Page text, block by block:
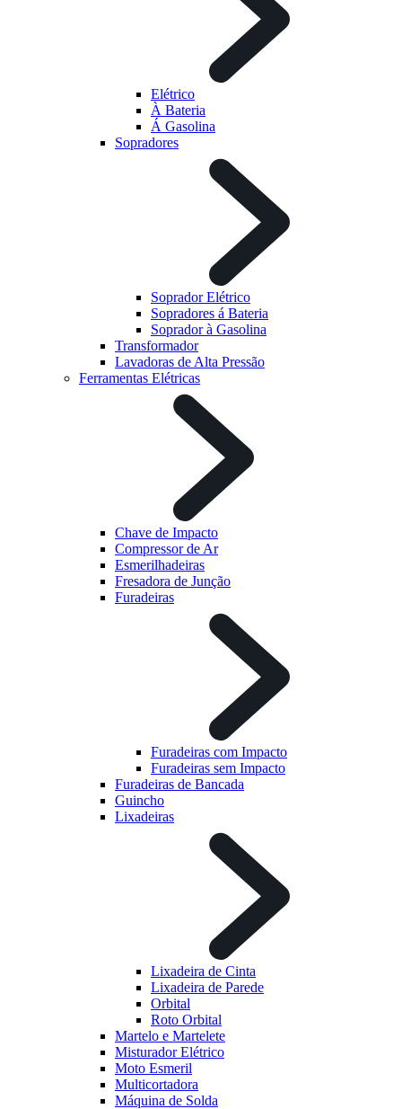
Elétrico
À Bateria
Á Gasolina
Sopradores
Soprador Elétrico
Sopradores á Bateria
Soprador à Gasolina
Transformador
Lavadoras de Alta Pressão
Ferramentas Elétricas
Chave de Impacto
Compressor de Ar
Esmerilhadeiras
Fresadora de Junção
Furadeiras
Furadeiras com Impacto
Furadeiras sem Impacto
Furadeiras de Bancada
Guincho
Lixadeiras
Lixadeira de Cinta
Lixadeira de Parede
Orbital
Roto Orbital
Martelo e Martelete
Misturador Elétrico
Moto Esmeril
Multicortadora
Máquina de Solda